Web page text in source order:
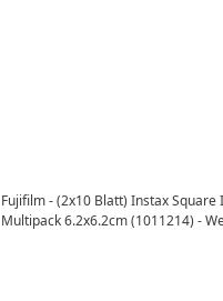
Fujifilm - (2x10 Blatt) Instax
Multipack 6.2x6.2cm (1011214) -